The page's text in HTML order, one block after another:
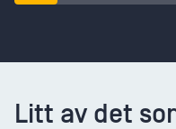
Litt av det